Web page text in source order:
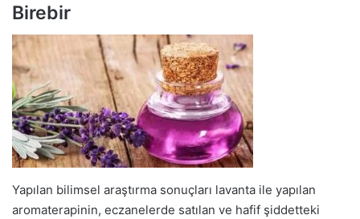
Birebir
Yapılan bilimsel araştırma sonuçları lavanta ile yapılan
aromaterapinin, eczanelerde satılan ve hafif şiddetteki